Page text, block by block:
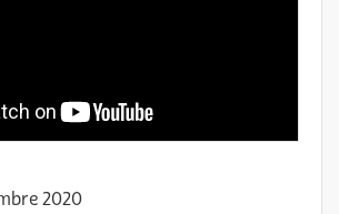
2020